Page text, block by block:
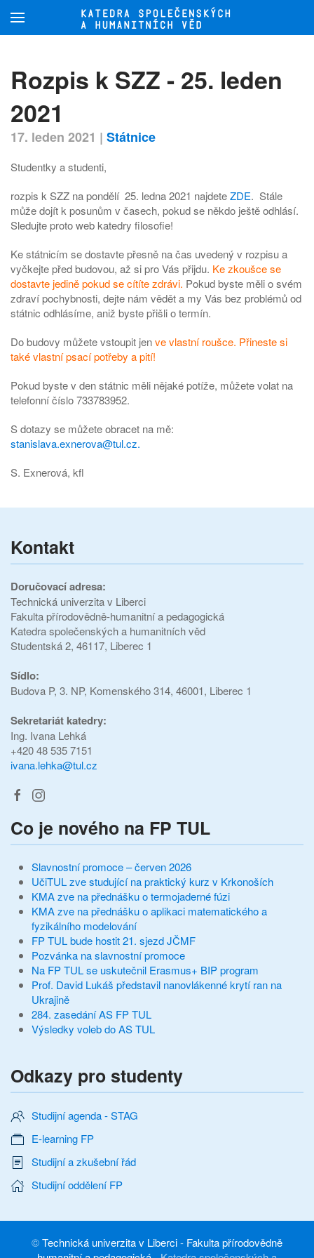
Přejít na hlavní obsah
Rozpis k SZZ - 25. leden
2021
17. leden 2021 | Státnice
Studentky a studenti,
rozpis k SZZ na pondělí 25. ledna 2021 najdeteZDE. Stále
může dojít k posunům v časech, pokud se někdo ještě odhlásí.
Sledujte proto web katedry filosofie!
Ke státnicím se dostavte přesně na čas uvedený v rozpisu a
vyčkejte před budovou, až si pro Vás přijdu. Ke zkoušce se
dostavte jedině pokud se cítíte zdrávi. Pokud byste měli o svém
zdraví pochybnosti, dejte nám vědět a my Vás bez problémů od
státnic odhlásíme, aniž byste přišli o termín.
Do budovy můžete vstoupit jenve vlastní roušce. Přineste si
také vlastní psací potřeby a pití!
Pokud byste v den státnic měli nějaké potíže, můžete volat na
telefonní číslo 733783952.
S dotazy se můžete obracet na mě:
stanislava.exnerova@tul.cz.
S. Exnerová, kfl
Kontakt
Doručovací adresa:
Technická univerzita v Liberci
Fakulta přírodovědně-humanitní a pedagogická
Katedra společenských a humanitních věd
Studentská 2, 46117, Liberec 1
Sídlo:
Budova P, 3. NP, Komenského 314, 46001, Liberec 1
Sekretariát katedry:
Ing. Ivana Lehká
+420 48 535 7151
ivana.lehka@tul.cz
Co je nového na FP TUL
Slavnostní promoce – červen 2026
UčiTUL zve studující na praktický kurz v Krkonoších
KMA zve na přednášku o termojaderné fúzi
KMA zve na přednášku o aplikaci matematického a
fyzikálního modelování
FP TUL bude hostit 21. sjezd JČMF
Pozvánka na slavnostní promoce
Na FP TUL se uskutečnil Erasmus+ BIP program
Prof. David Lukáš představil nanovlákenné krytí ran na
Ukrajině
284. zasedání AS FP TUL
Výsledky voleb do AS TUL
Odkazy pro studenty
Studijní agenda - STAG
E-learning FP
Studijní a zkušební řád
Studijní oddělení FP
©Technická univerzita v Liberci- Fakulta přírodovědně